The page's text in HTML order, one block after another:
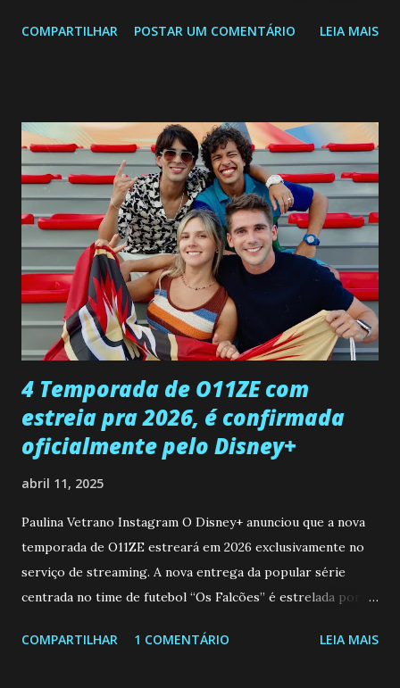
a Programação Semanal do SBT de 08/06/26 a 14/06/26
confessa a Gabriel que ele demonstrou ser o tipo de
pessoa que ela tanto desejou durante toda a vida. Camila
entra no quarto de Gabriel e imagina como seria o
encontro deles, quando conseguir seduzi-lo. Manuel avisa a
Paula sobre a suposta infidelidade de Gabriel com Joana.
Rogerio consegue se livrar de todas as suspeitas pelo
desaparecimento de Francisco, apontando que ele poderia
ter sido vítima da fúria de Gabriel. Artur informa a Gabriel
que a clínica inseminou por engano outra paciente, que está
...
COMPARTILHAR POSTAR UM COMENTÁRIO LEIA MAIS
4 Temporada de O11ZE com
estreia pra 2026, é confirmada
oficialmente pelo Disney+
abril 11, 2025
Paulina Vetrano Instagram O Disney+ anunciou que a nova
temporada de O11ZE estreará em 2026 exclusivamente no
serviço de streaming. A nova entrega da popular série
centrada no time de futebol “Os Falcões” é estrelada por
Brum (Dedé), que voltam a interpretar seus personagens
COMPARTILHAR 1 COMENTÁRIO LEIA MAIS